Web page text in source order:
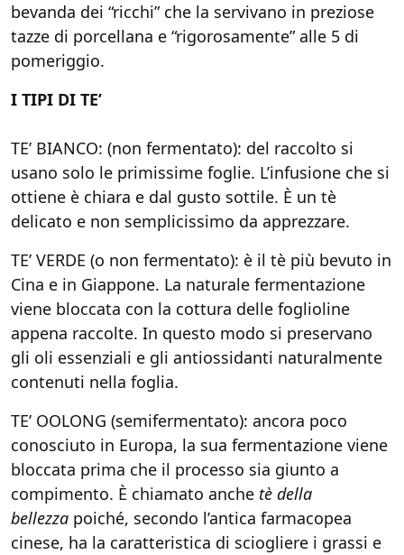
bevanda dei “ricchi” che la servivano in preziose
tazze di porcellana e “rigorosamente” alle 5 di
pomeriggio.
I TIPI DI TE’
TE’ BIANCO: (non fermentato): del raccolto si
usano solo le primissime foglie. L’infusione che si
ottiene è chiara e dal gusto sottile. È un tè
delicato e non semplicissimo da apprezzare.
TE’ VERDE (o non fermentato): è il tè più bevuto in
Cina e in Giappone. La naturale fermentazione
viene bloccata con la cottura delle foglioline
appena raccolte. In questo modo si preservano
gli oli essenziali e gli antiossidanti naturalmente
contenuti nella foglia.
TE’ OOLONG (semifermentato): ancora poco
conosciuto in Europa, la sua fermentazione viene
bloccata prima che il processo sia giunto a
compimento. È chiamato anche tè della
bellezza poiché, secondo l’antica farmacopea
cinese, ha la caratteristica di sciogliere i grassi e